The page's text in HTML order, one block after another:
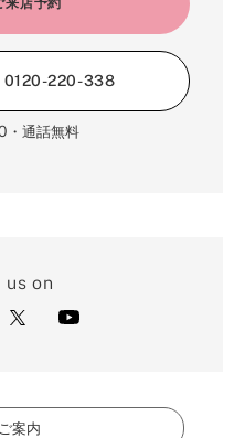
来店予約
0120-220-338
・通話無料
us on
案内